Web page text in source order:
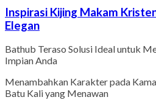
Inspirasi Kijing Makam
Elegan
Bathub Teraso Solusi Ideal untuk
Impian Anda
Menambahkan Karakter pada
Batu Kali yang Menawan